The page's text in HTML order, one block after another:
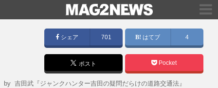
シェア 701 はてブ 4
ポスト Pocket
by吉田武『ジャンクハンター吉田の疑問だらけの道路交通法』